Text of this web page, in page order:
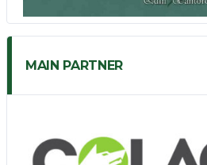
MAIN PARTNER